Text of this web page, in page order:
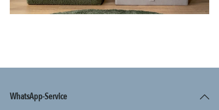
WhatsApp-Service